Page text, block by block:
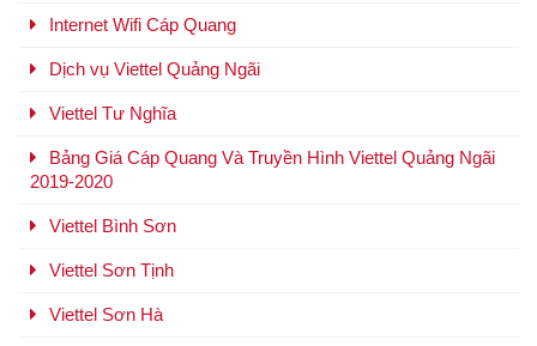
Internet Wifi Cáp Quang
Dịch vụ Viettel Quảng Ngãi
Viettel Tư Nghĩa
Bảng Giá Cáp Quang Và Truyền Hình Viettel Quảng Ngãi
2019-2020
Viettel Bình Sơn
Viettel Sơn Tịnh
Viettel Sơn Hà